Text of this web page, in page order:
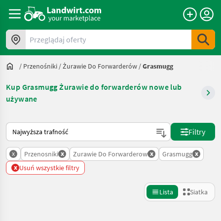
Przeglądaj oferty
/ Przenośniki /Żurawie Do Forwarderów /Grasmugg
Kup Grasmugg Żurawie do forwarderów nowe lub
używane
Tak sortuje się na Landwirt.com
Filtry
x Przenosniki x Zurawie Do Forwarderow x Grasmugg x
x Usuń wszystkie filtry
Lista Siatka